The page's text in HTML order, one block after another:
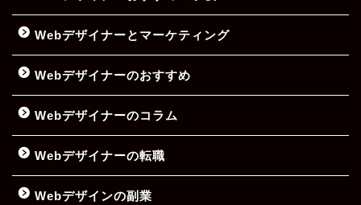
Webデザイナーとマーケティング
Webデザイナーのおすすめ
Webデザイナーのコラム
Webデザイナーの転職
Webデザインの副業